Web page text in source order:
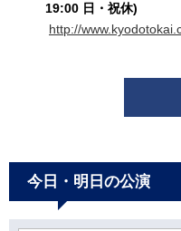
19:00 日・祝休)
http://
今日・明日の公演